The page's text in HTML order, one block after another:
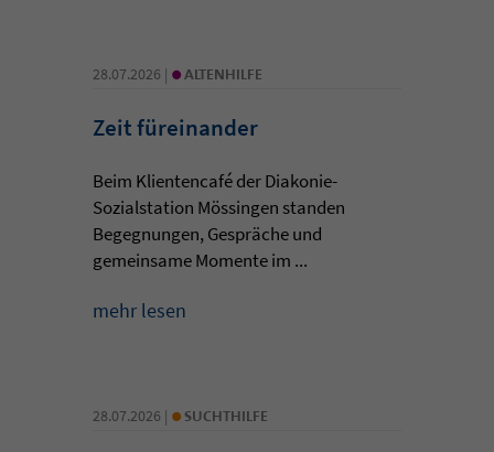
28.07.2026 | • ALTENHILFE
Zeit füreinander
Beim Klientencafé der Diakonie-
Sozialstation Mössingen standen
Begegnungen, Gespräche und
gemeinsame Momente im ...
mehr lesen
28.07.2026 | • SUCHTHILFE